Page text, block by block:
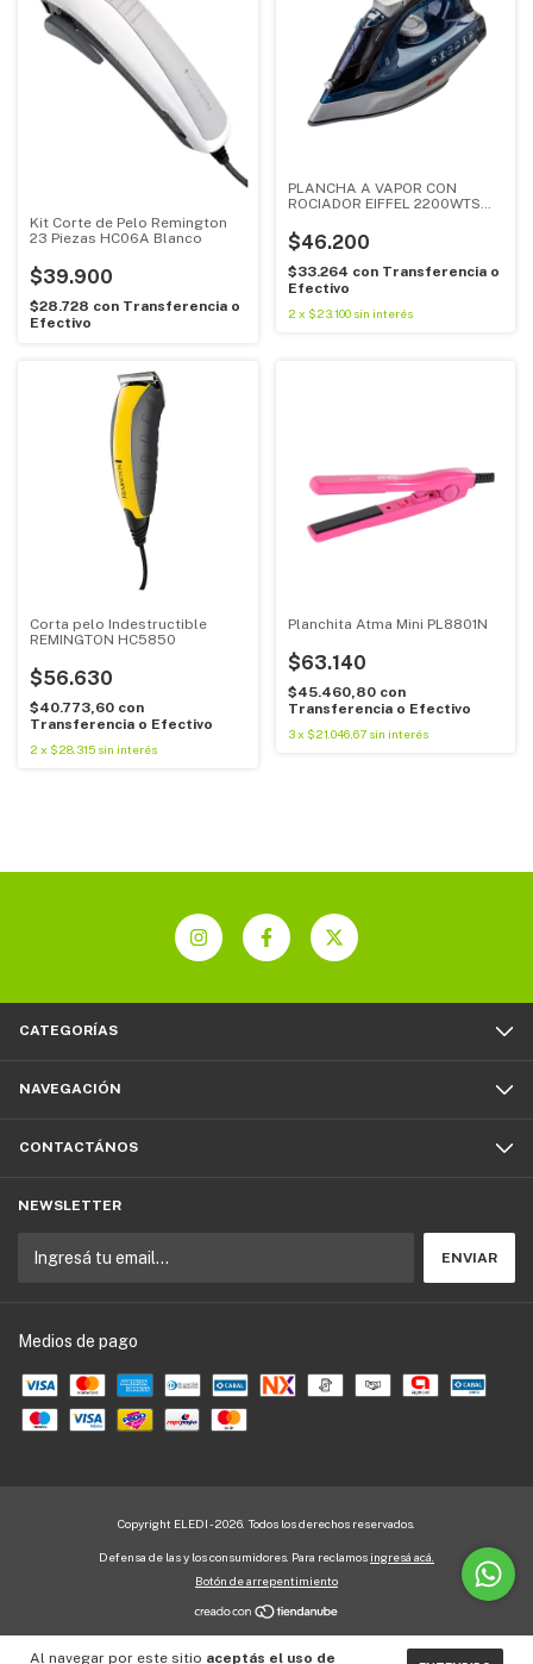
Al navegar por este sitio aceptás el uso de
Kit Corte de Pelo Remington
23 Piezas HC06A Blanco
$39.900
$28.728 con Transferencia o
Efectivo
PLANCHA A VAPOR CON
ROCIADOR EIFFEL 2200WTS
$46.200
$33.264 con Transferencia o
Efectivo
2 x $23.100 sin interés
Corta pelo Indestructible
REMINGTON HC5850
$56.630
$40.773,60 con
Transferencia o Efectivo
2 x $28.315 sin interés
Planchita Atma Mini PL8801N
$63.140
$45.460,80 con
Transferencia o Efectivo
3 x $21.046,67 sin interés
CATEGORÍAS
NAVEGACIÓN
CONTACTÁNOS
NEWSLETTER
Medios de pago
Copyright ELEDI - 2026. Todos los derechos reservados.
Defensa de las y los consumidores. Para reclamos ingresá acá.
Botón de arrepentimiento